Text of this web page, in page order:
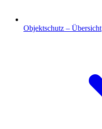
Objektschutz – Übersicht